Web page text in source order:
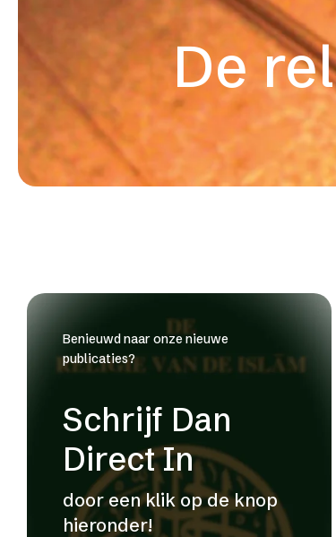
De
Benieuwd naar onze nieuwe
publicaties?
Schrijf Dan
Direct In
door een klik op de knop
hieronder!